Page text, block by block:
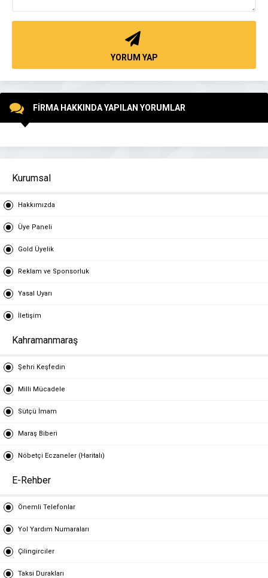
YORUM YAP
FİRMA HAKKINDA YAPILAN YORUMLAR
Kurumsal
Hakkımızda
Üye Paneli
Gold Üyelik
Reklam ve Sponsorluk
Yasal Uyarı
İletişim
Kahramanmaraş
Şehri Keşfedin
Milli Mücadele
Sütçü İmam
Maraş Biberi
Nöbetçi Eczaneler (Haritalı)
E-Rehber
Önemli Telefonlar
Yol Yardım Numaraları
Çilingirciler
Taksi Durakları